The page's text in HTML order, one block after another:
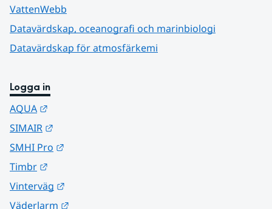
VattenWebb
Datavärdskap, oceanografi och marinbiologi
Datavärdskap för atmosfärkemi
Logga in
AQUA
SIMAIR
SMHI Pro
Timbr
Vinterväg
Väderlarm